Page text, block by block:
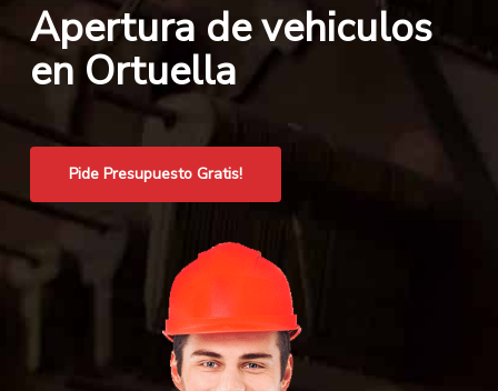
Apertura de vehiculos
en Ortuella
Pide Presupuesto Gratis!